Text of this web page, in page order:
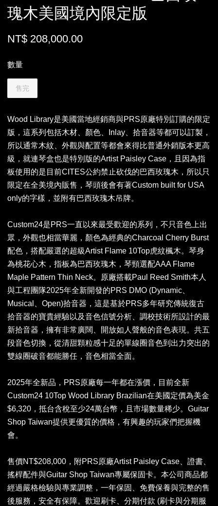
瑰木美國境內限定版
NT$ 208,000.00
數量
售完
Wood Library是美國當地經銷商與PRS原廠特別訂購的限定
版，這系列包括木材、顏色、Inlay、拾音器等都可以訂製，
所以通常木紋、外觀與配置等都會來得比普通外銷版本更高
級，就連琴盒也是特別版的Artist Paisley Case，且因為指
板使用的是目前CITES公約禁止砍伐的巴西玫瑰木，所以只
限定在全美境內販售，琴頭後會有著Custom built for USA
only的字樣，並附有巴西玫瑰木吊牌。
Custom24是PRS一直以來最受歡迎的系列，不只音色上出
眾，外觀也相當華麗，顏色為經典的Charcoal Cherry Burst
配色，搭配嚴選的超級Artist Flame 10Top虎紋楓木。琴身
為桃花心木，指板為巴西玫瑰木，琴頸選配AAA Flame
Maple Pattern Thin Neck。原廠搭載Paul Reed Smith本人
與工程團隊2025年全新開發的PRS DMO (Dynamic、
Musical、Open)拾音器，這是基於PRS多年研究傳統復古
拾音器的寶貴經驗以及音色信號分析、調校技術所設計的最
新拾音器，擁有非常廣闊、開放如人聲般的音色表現。共五
段音色切換，從清甜顆粒感十足的單線圈音色到出力突出的
雙線圈破音都能勝任，音色相當全面。
2025年全新品，PRS原廠每一年都在漲價，目前全新
Custom24 10Top Wood Library Brazilian在美國定價為美金
$6,320，抵台含稅至少24萬台幣，且市場數量稀少。Guitar
Shop Taiwan提供更優質的價格，有興趣的玩家們把握機
會。
售價NT$208,000，附PRS原廠Artist Paisley Case、證書、
搖桿配件與Guitar Shop Taiwan專屬保固卡。本公司商品都
經過嚴格檢驗與專業調整，一年保固、免費保養與完整的售
後服務，安全有保障。歡迎刷卡、分期付款 (刷卡與分期服